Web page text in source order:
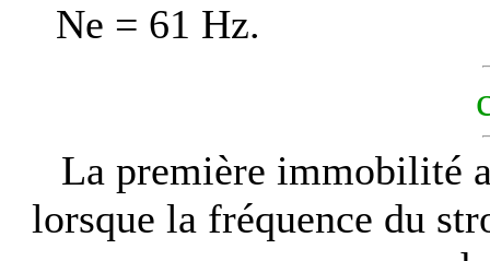
Ne = 61 Hz.
La première immobilité
lorsque la fréquence du